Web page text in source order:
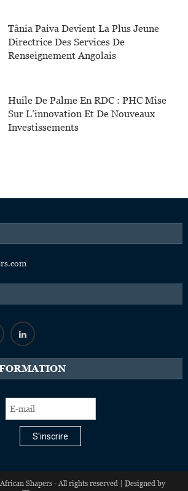
Tânia Paiva Devient La Plus Jeune
Directrice Des Services De
Renseignement Angolais
Huile De Palme En RDC : PHC Mise
Sur L’innovation Et De Nouveaux
Investissements
S'inscrire
Shapers - All rights reserved | Designed by